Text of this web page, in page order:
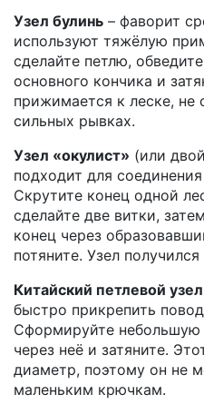
Узел булинь – фаворит
используют тяжёлую
сделайте петлю,
основного кончика и
прижимается к леске, не
сильных рывках.
Узел «окулист» (или
подходит для
Скрутите конец одной
сделайте две витки,
конец через
потяните. Узел
Китайский петлевой узел
быстро прикрепить
Сформируйте небольшую
через неё и затяните.
диаметр, поэтому он не
маленьким крючкам.